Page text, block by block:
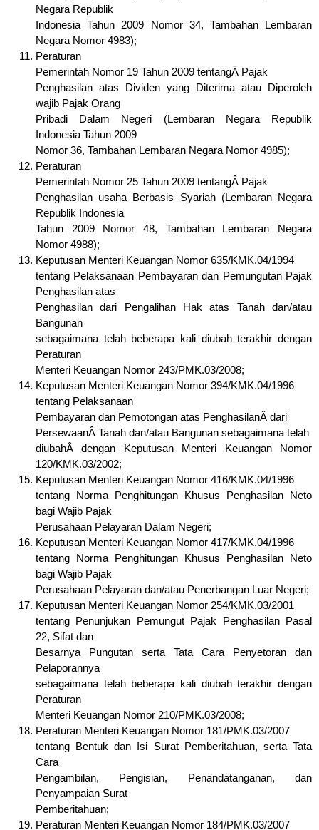
Negara Republik
Indonesia Tahun 2009 Nomor 34, Tambahan Lembaran
Negara Nomor 4983);
Peraturan
Pemerintah Nomor 19 Tahun 2009 tentangÂ Pajak
Penghasilan atas Dividen yang Diterima atau Diperoleh
wajib Pajak Orang
Pribadi Dalam Negeri (Lembaran Negara Republik
Indonesia Tahun 2009
Nomor 36, Tambahan Lembaran Negara Nomor 4985);
Peraturan
Pemerintah Nomor 25 Tahun 2009 tentangÂ Pajak
Penghasilan usaha Berbasis Syariah (Lembaran Negara
Republik Indonesia
Tahun 2009 Nomor 48, Tambahan Lembaran Negara
Nomor 4988);
Keputusan Menteri Keuangan Nomor 635/KMK.04/1994
tentang Pelaksanaan Pembayaran dan Pemungutan Pajak
Penghasilan atas
Penghasilan dari Pengalihan Hak atas Tanah dan/atau
Bangunan
sebagaimana telah beberapa kali diubah terakhir dengan
Peraturan
Menteri Keuangan Nomor 243/PMK.03/2008;
Keputusan Menteri Keuangan Nomor 394/KMK.04/1996
tentang Pelaksanaan
Pembayaran dan Pemotongan atas PenghasilanÂ dari
PersewaanÂ Tanah dan/atau Bangunan sebagaimana telah
diubahÂ dengan Keputusan Menteri Keuangan Nomor
120/KMK.03/2002;
Keputusan Menteri Keuangan Nomor 416/KMK.04/1996
tentang Norma Penghitungan Khusus Penghasilan Neto
bagi Wajib Pajak
Perusahaan Pelayaran Dalam Negeri;
Keputusan Menteri Keuangan Nomor 417/KMK.04/1996
tentang Norma Penghitungan Khusus Penghasilan Neto
bagi Wajib Pajak
Perusahaan Pelayaran dan/atau Penerbangan Luar Negeri;
Keputusan Menteri Keuangan Nomor 254/KMK.03/2001
tentang Penunjukan Pemungut Pajak Penghasilan Pasal
22, Sifat dan
Besarnya Pungutan serta Tata Cara Penyetoran dan
Pelaporannya
sebagaimana telah beberapa kali diubah terakhir dengan
Peraturan
Menteri Keuangan Nomor 210/PMK.03/2008;
Peraturan Menteri Keuangan Nomor 181/PMK.03/2007
tentang Bentuk dan Isi Surat Pemberitahuan, serta Tata
Cara
Pengambilan, Pengisian, Penandatanganan, dan
Penyampaian Surat
Pemberitahuan;
Peraturan Menteri Keuangan Nomor 184/PMK.03/2007